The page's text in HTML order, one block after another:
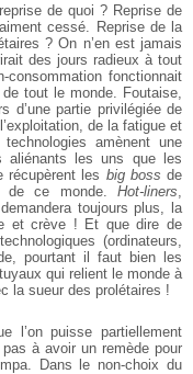
de quoi ? Reprise de
cessé. Reprise de la
? On n’en est jamais
des jours radieux à tout
fonctionnait
tout le monde. Foutaise,
d’une partie privilégiée de
de la fatigue et
amènent une
aliénants les uns que les
récupèrent les big boss de
de ce monde. Hot-liners
toujours plus, la
et crève ! Et que dire de
(ordinateurs,
pourtant il faut bien les
qui relient le monde à
la sueur des prolétaires !
l’on puisse partiellement
à avoir un remède pour
Dans le non-choix du